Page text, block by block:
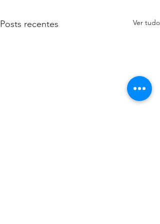
Posts recentes Ver tudo